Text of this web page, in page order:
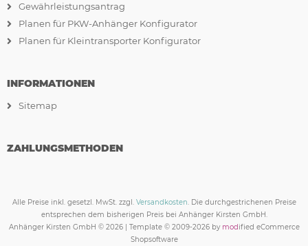
Gewährleistungsantrag
Planen für PKW-Anhänger Konfigurator
Planen für Kleintransporter Konfigurator
INFORMATIONEN
Sitemap
ZAHLUNGSMETHODEN
Alle Preise inkl. gesetzl. MwSt. zzgl. Versandkosten. Die durchgestrichenen Preise
entsprechen dem bisherigen Preis bei Anhänger Kirsten GmbH.
Anhänger Kirsten GmbH © 2026 | Template © 2009-2026 by modified eCommerce
Shopsoftware